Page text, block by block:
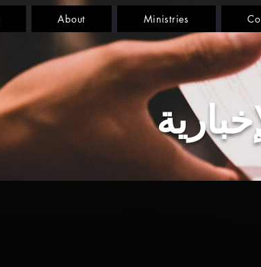
About Ministries